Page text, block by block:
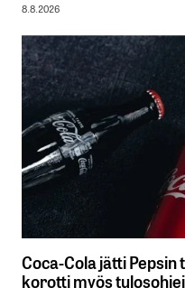
8.8.2026
Coca-Cola jätti Pepsin
korotti myös